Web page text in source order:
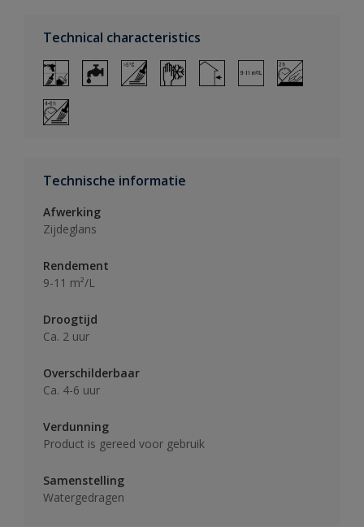
Technical characteristics
Technische informatie
Afwerking
Zijdeglans
Rendement
9-11 m²/L
Droogtijd
Ca. 2 uur
Overschilderbaar
Ca. 4-6 uur
Verdunning
Product is gereed voor gebruik
Samenstelling
Watergedragen